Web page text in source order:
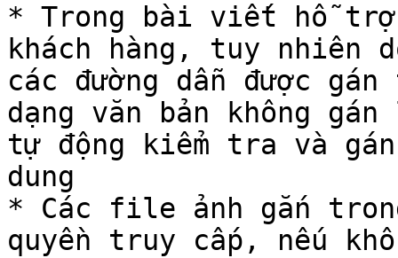
* Trong bài viết hỗ trợ
khách hàng, tuy nhiên
các đường dẫn được
dạng văn bản không
tự động kiểm tra và
dung
* Các file ảnh gắn
quyền truy cấp, nếu